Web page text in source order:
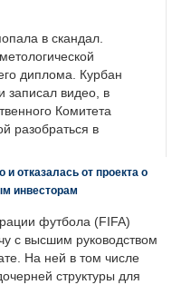
в скандал.
диплома. Курбан
записал видео, в
Комитета
разобраться в
отказалась от проекта о
инвесторам
футбола (FIFA)
с высшим руководством
На ней в том числе
структуры для